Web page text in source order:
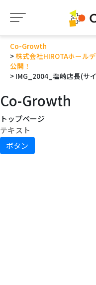
Co-Growth
株式会社HIROTAホール
公開！
IMG_2004_塩崎店長(サ
Co-Growth
トップページ
テキスト
ボタン